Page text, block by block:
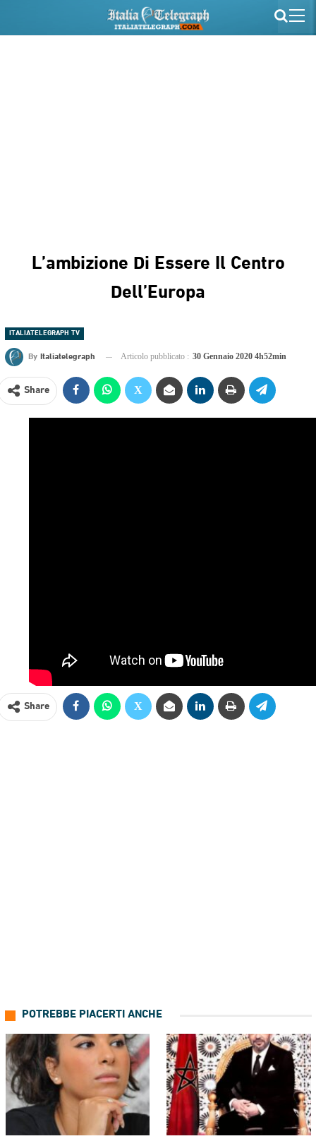
L’ambizione Di Essere Il Centro
Dell’Europa
ITALIATELEGRAPH TV
By Italiatelegraph Articolo pubblicato : 30 Gennaio 2020 4h52min
Share
Share
POTREBBE PIACERTI ANCHE